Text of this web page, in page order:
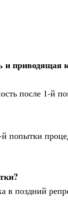
приводящая
после 1-й
й попытки
в поздний